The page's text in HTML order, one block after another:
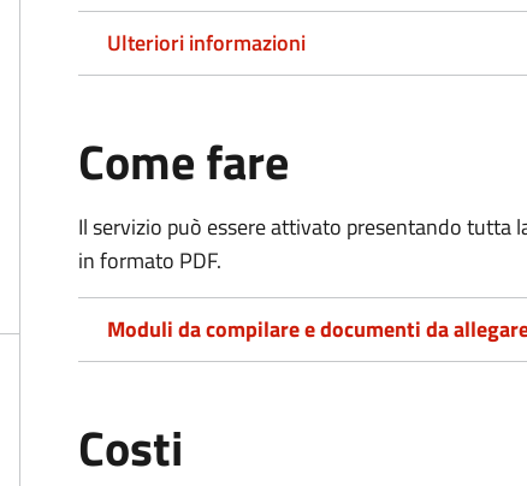
Ulteriori informazioni
Come fare
Il servizio può essere attivato presentando tutta
in formato PDF.
Moduli da compilare e documenti da
Costi